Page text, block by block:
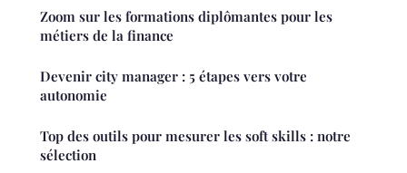
Zoom sur les formations diplômantes pour les
métiers de la finance
Devenir city manager : 5 étapes vers votre
autonomie
Top des outils pour mesurer les soft skills : notre
sélection